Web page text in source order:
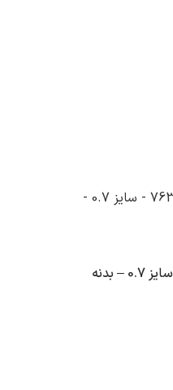
اتود استدلر مدل 763 – سایز 0.7 – بدنه